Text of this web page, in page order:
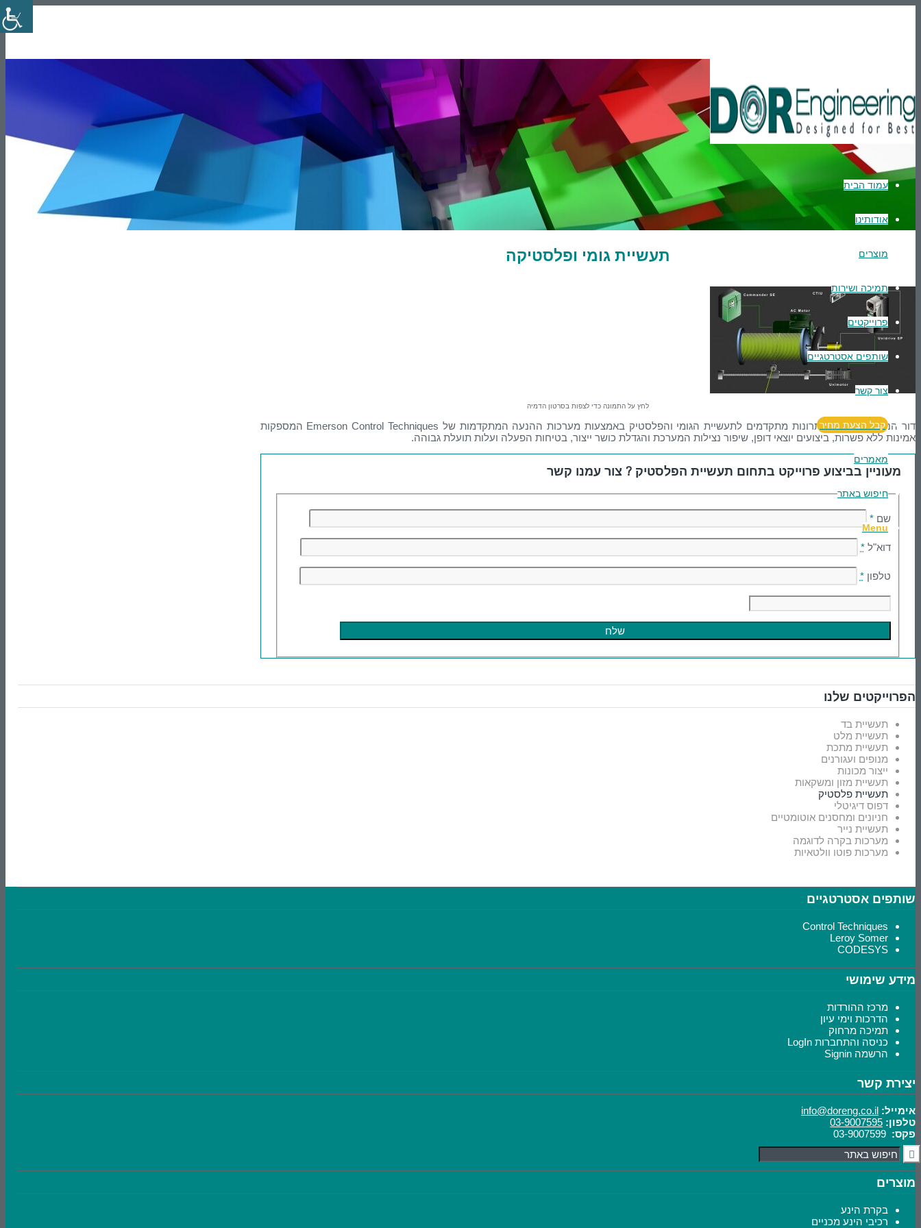
עמוד הבית
אודותינו
מוצרים
תמיכה ושירות
פרוייקטים
שותפים אסטרטגיים
צור קשר
קבל הצעת מחיר
מאמרים
חיפוש באתר
Menu
תעשיית גומי ופלסטיקה
לחץ על התמונה כדי לצפות בסרטון הדמיה
דור הנדסה מספקת פתרונות מתקדמים לתעשיית הגומי והפלסטיק באמצעות מערכות ההנעה המתקדמות של Emerson Control Techniques המספקות
אמינות ללא פשרות, ביצועים יוצאי דופן, שיפור נצילות המערכת והגדלת כושר ייצור, בטיחות הפעלה ועלות תועלת גבוהה.
מעוניין בביצוע פרוייקט בתחום תעשיית הפלסטיק ? צור עמנו קשר
שם*
דוא"ל*
טלפון*
הפרוייקטים שלנו
תעשיית בד
תעשיית מלט
תעשיית מתכת
מנופים ועגורנים
ייצור מכונות
תעשיית מזון ומשקאות
תעשיית פלסטיק
דפוס דיגיטלי
חניונים ומחסנים אוטומטיים
תעשיית נייר
מערכות בקרה לדוגמה
מערכות פוטו וולטאיות
שותפים אסטרטגיים
Control Techniques
Leroy Somer
CODESYS
מידע שימושי
מרכז ההורדות
הדרכות וימי עיון
תמיכה מרחוק
כניסה והתחברות LogIn
הרשמה Signin
יצירת קשר
אימייל: info@doreng.co.il
טלפון: 03-9007595
פקס:
מוצרים
בקרת הינע
רכיבי הינע מכניים